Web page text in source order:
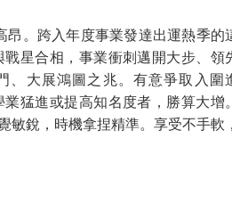
昂。跨入年度事業發達出運熱季的
戰星合相，事業衝刺邁開大步、領
、大展鴻圖之兆。有意爭取入圍
猛進或提高知名度者，勝算大增。
敏銳，時機拿捏精準。享受不手軟，